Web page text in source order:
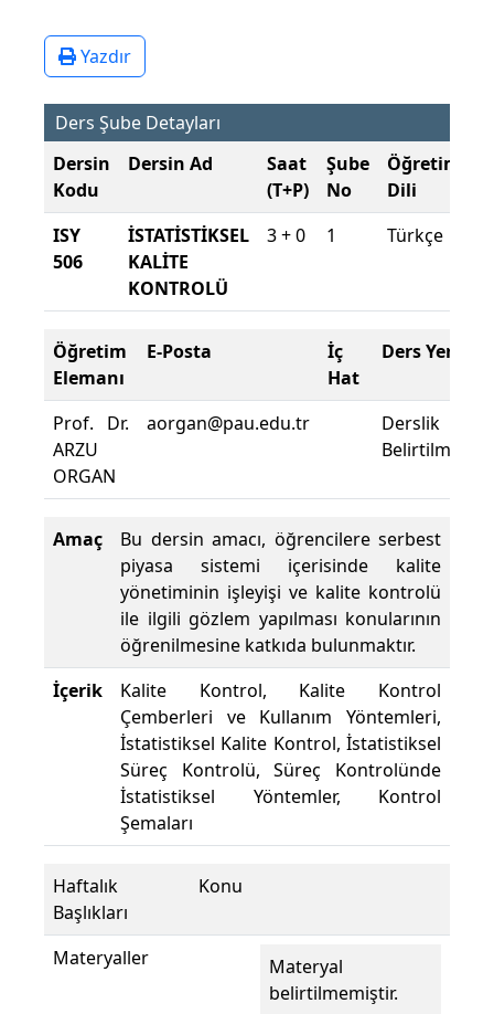
Yazdır
Ders Şube Detayları
Dersin
Kodu
Dersin Ad
Saat
(T+P)
Şube
No
Öğretim
Dili
ISY
506
İSTATİSTİKSEL
KALİTE
KONTROLÜ
3 + 0 1 Türkçe
Öğretim
Elemanı
E-Posta
İç
Hat
Ders Yeri
Prof. Dr.
ARZU
ORGAN
aorgan@pau.edu.tr
Derslik
Amaç
Bu dersin amacı, öğrencilere serbest
piyasa sistemi içerisinde kalite
yönetiminin işleyişi ve kalite kontrolü
ile ilgili gözlem yapılması konularının
öğrenilmesine katkıda bulunmaktır.
İçerik
Kalite Kontrol, Kalite Kontrol
Çemberleri ve Kullanım Yöntemleri,
İstatistiksel Kalite Kontrol, İstatistiksel
Süreç Kontrolü, Süreç Kontrolünde
İstatistiksel Yöntemler, Kontrol
Şemaları
Haftalık Konu
Başlıkları
Materyaller
Materyal
belirtilmemiştir.